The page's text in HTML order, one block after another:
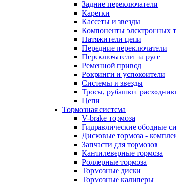
Задние переключатели
Каретки
Кассеты и звезды
Компоненты электронных
Натяжители цепи
Передние переключатели
Переключатели на руле
Ременной привод
Рокринги и успокоители
Системы и звезды
Тросы, рубашки,
Цепи
Тормозная система
V-brake тормоза
Гидравлические ободные
Дисковые тормоза -
Запчасти для тормозов
Кантилеверные тормоза
Роллерные тормоза
Тормозные диски
Тормозные калиперы